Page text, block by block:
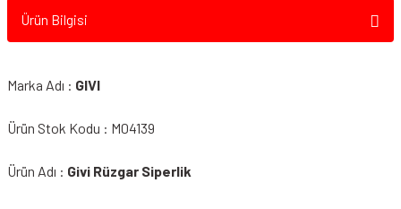
Ürün Bilgisi
Marka Adı : GIVI
Ürün Stok Kodu : M04139
Ürün Adı : Givi Rüzgar Siperlik